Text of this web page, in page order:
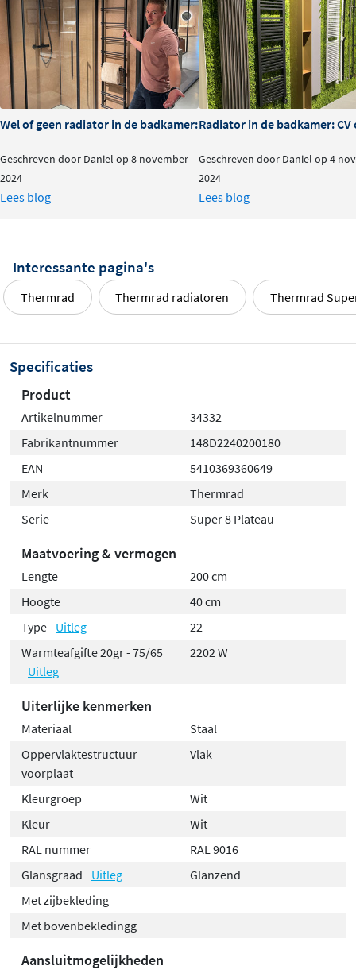
Wel of geen radiator in de badkamer: is het nodig?
Geschreven door Daniel op 8 november
2024
Lees blog
Radiator in de badkamer:
Geschreven door Daniel op 4
2024
Lees blog
Interessante pagina's
Thermrad Thermrad radiatoren Thermrad
Specificaties
Product
Artikelnummer
34332
Fabrikantnummer
148D2240200180
EAN
5410369360649
Merk
Thermrad
Serie
Super 8 Plateau
Maatvoering & vermogen
Lengte
200 cm
Hoogte
40 cm
Type Uitleg
22
Warmteafgifte 20gr - 75/65
Uitleg
2202 W
Uiterlijke kenmerken
Materiaal
Staal
Oppervlaktestructuur
voorplaat
Vlak
Kleurgroep
Wit
Kleur
Wit
RAL nummer
RAL 9016
Glansgraad
Uitleg
Glanzend
Met zijbekleding
Met bovenbekledingg
Aansluitmogelijkheden